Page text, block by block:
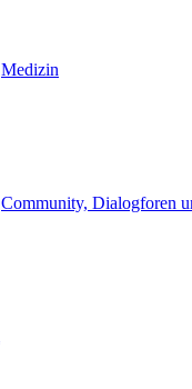
Medizin
Community, Dialogforen